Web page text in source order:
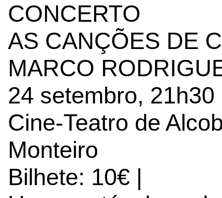
CONCERTO
AS CANÇÕES DE
MARCO
24 setembro, 21h30
Cine-Teatro de
Monteiro
Bilhete: 10€ |